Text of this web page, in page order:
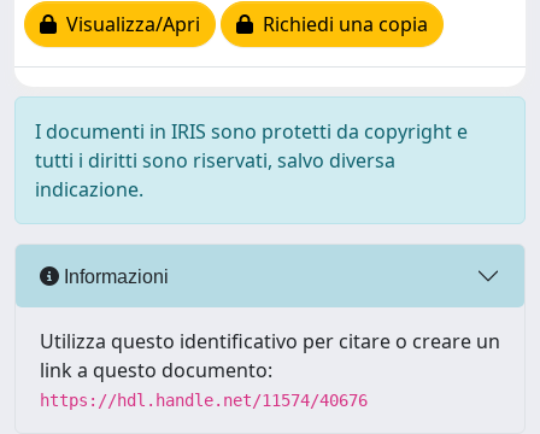
Visualizza/Apri
Richiedi una copia
I documenti in IRIS sono protetti da copyright e
tutti i diritti sono riservati, salvo diversa
indicazione.
Informazioni
Utilizza questo identificativo per citare o creare un
link a questo documento:
https://hdl.handle.net/11574/40676